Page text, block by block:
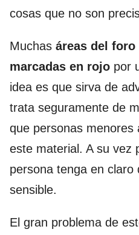
cosas que no son
Muchas áreas del foro
marcadas en rojo por
idea es que sirva de
trata seguramente de
que personas menores
este material. A su vez
persona tenga en
sensible.
El gran problema de